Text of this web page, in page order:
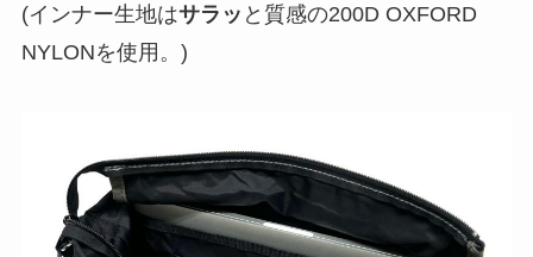
(インナー生地はサラッ と質感の200D OXFORD
NYLONを使用。)